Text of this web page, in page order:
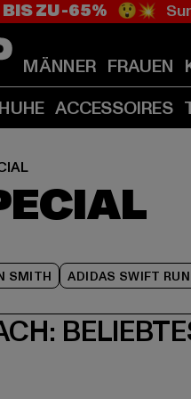
BIS ZU -65% 😲💥
MÄNNER FRAUEN
ACCESSOIRES
SMITH ADIDAS SWIFT RUN